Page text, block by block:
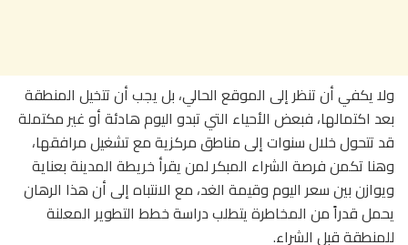
ولا يكفي أن تنظر إلى الموقع الحالي، بل يجب أن تتخيل المنطقة
بعد اكتمالها، فبعض الأحياء التي تبدو اليوم هادئة أو غير مكتملة
قد تتحول خلال سنوات إلى مناطق مركزية مع تشغيل مرافقها،
وهنا تكمن فرصة الشراء المبكر لمن يقرأ خريطة المدينة بعناية
ويوازن بين سعر اليوم وقيمة الغد، مع الانتباه إلى أن هذا الرهان
يحمل قدراً من المخاطرة يتطلب دراسة خطط التطوير المعلنة
للمنطقة قبل الشراء.